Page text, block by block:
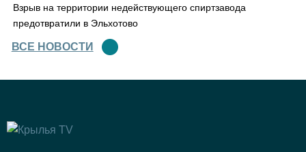
Взрыв на территории недействующего спиртзавода
предотвратили в Эльхотово
ВСЕ НОВОСТИ